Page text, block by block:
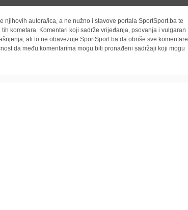
njihovih autora/ica, a ne nužno i stavove portala SportSport.ba te
kometara. Komentari koji sadrže vrijeđanja, psovanja i vulgaran
ali to ne obavezuje SportSport.ba da obriše sve komentare
da među komentarima mogu biti pronađeni sadržaji koji mogu